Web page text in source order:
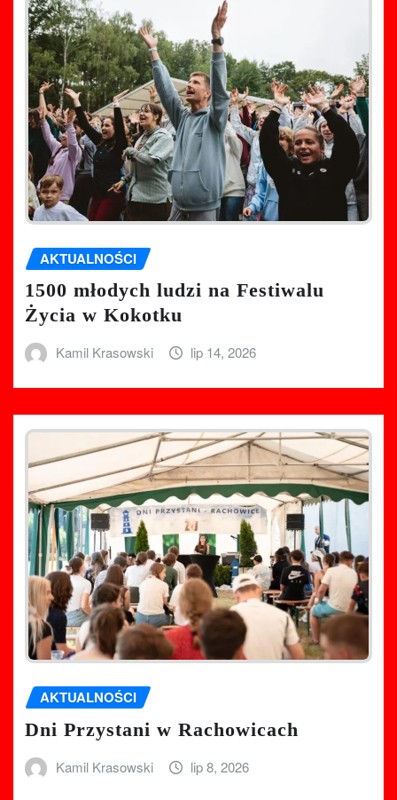
AKTUALNOŚCI
1500 młodych ludzi na Festiwalu
Życia w Kokotku
Kamil Krasowski lip 14, 2026
AKTUALNOŚCI
Dni Przystani w Rachowicach
Kamil Krasowski lip 8, 2026